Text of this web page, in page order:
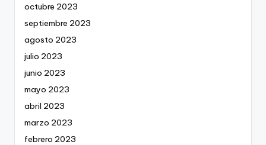
octubre 2023
septiembre 2023
agosto 2023
julio 2023
junio 2023
mayo 2023
abril 2023
marzo 2023
febrero 2023